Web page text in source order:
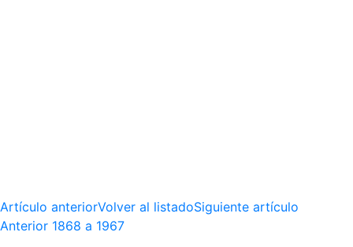
Artículo anteriorVolver al listadoSiguiente artículo
Anterior 1868 a 1967